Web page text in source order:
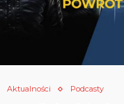
Aktualności Podcasty